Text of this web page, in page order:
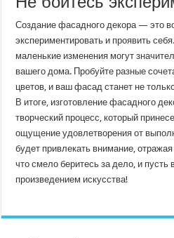
Создание фасадного декора — это
экспериментировать и проявить
маленькие изменения могут
вашего дома. Пробуйте разные
цветов, и ваш фасад станет не
В итоге, изготовление фасадного
творческий процесс, который
ощущение удовлетворения от
будет привлекать внимание,
что смело беритесь за дело, и
произведением искусства!